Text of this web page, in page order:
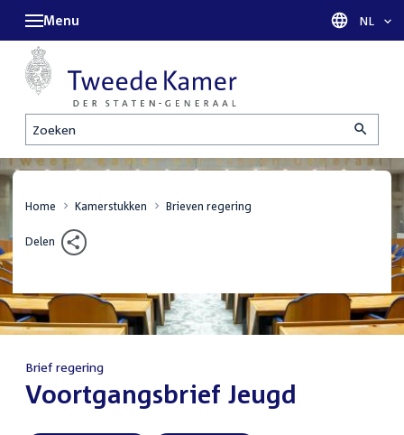
Zoeken
Menu Taal
NL
Home Kamerstukken Brieven regering
Delen
Brief regering
:Voortgangsbrief Jeugd